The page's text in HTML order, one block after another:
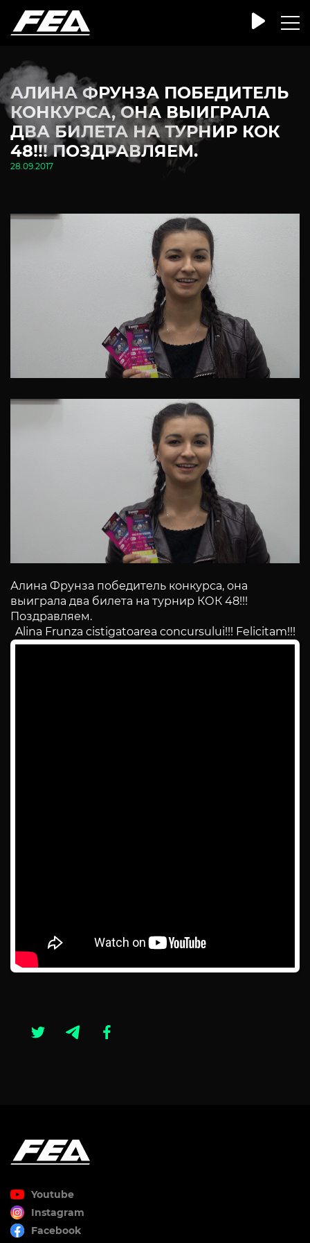
АЛИНА ФРУНЗА ПОБЕДИТЕЛЬ
КОНКУРСА, ОНА ВЫИГРАЛА
ДВА БИЛЕТА НА ТУРНИР КОК
48!!! ПОЗДРАВЛЯЕМ.
28.09.2017
Алина Фрунза победитель конкурса, она
выиграла два билета на турнир КОК 48!!!
Поздравляем.
Alina Frunza cistigatoarea concursului!!! Felicitam!!!
Youtube
Instagram
Facebook